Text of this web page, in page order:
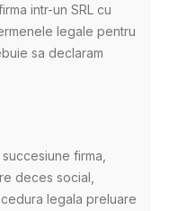
intr-un SRL cu
legale pentru
sa declaram
firma,
deces social,
legala preluare